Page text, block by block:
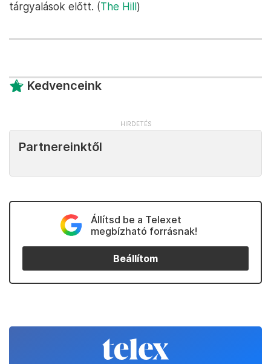
tárgyalások előtt. (The Hill)
Kedvenceink
Partnereinktől
Állítsd be a Telexet
megbízható forrásnak!
Beállítom